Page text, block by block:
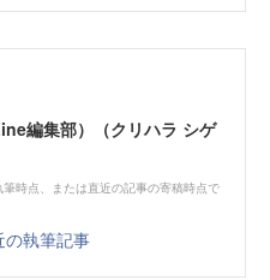
編集部）（クリハラ シゲ
時点、または直近の記事の寄稿時点で
の執筆記事